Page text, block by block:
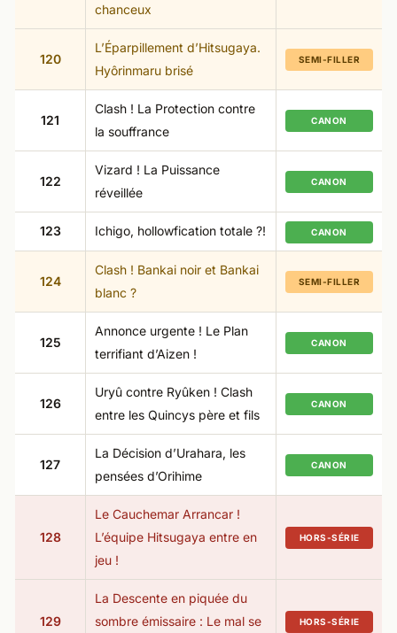
chanceux
120
L’Éparpillement d’Hitsugaya.
Hyôrinmaru brisé
SEMI-FILLER
121
Clash ! La Protection contre
la souffrance
CANON
122
Vizard ! La Puissance
réveillée
CANON
123 Ichigo, hollowfication totale ?! CANON
124
Clash ! Bankai noir et Bankai
blanc ?
SEMI-FILLER
125
Annonce urgente ! Le Plan
terrifiant d’Aizen !
CANON
126
Uryû contre Ryûken ! Clash
entre les Quincys père et fils
CANON
127
La Décision d’Urahara, les
pensées d’Orihime
CANON
128
Le Cauchemar Arrancar !
L’équipe Hitsugaya entre en
jeu !
HORS-SÉRIE
129
La Descente en piquée du
sombre émissaire : Le mal se
HORS-SÉRIE